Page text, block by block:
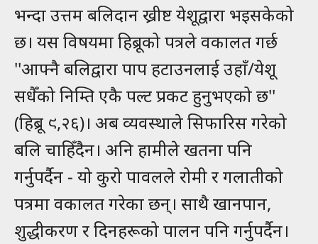
भन्दा उत्तम बलिदान ख्रीष्ट येशूद्वारा भइसकेको
छ। यस विषयमा हिब्रूको पत्रले वकालत गर्छ
''आफ्‍नै बलिद्वारा पाप हटाउनलाई उहाँ/येशू
सधैँको निम्‍ति एकै पल्‍ट प्रकट हुनुभएको छ''
(हिब्रू ९,२६)। अब व्यवस्थाले सिफारिस गरेको
बलि चाहिँदैन। अनि हामीले खतना पनि
गर्नुपर्दैन - यो कुरो पावलले रोमी र गलातीको
पत्रमा वकालत गरेका छन्। साथै खानपान,
शुद्धीकरण र दिनहरूको पालन पनि गर्नुपर्दैन।